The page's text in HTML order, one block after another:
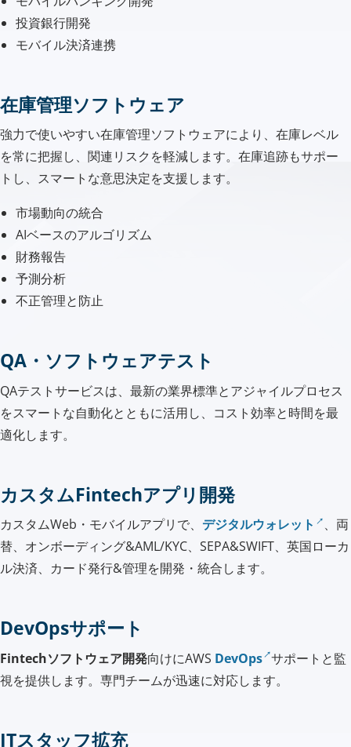
投資銀行開発
モバイル決済連携
在庫管理ソフトウェア
強力で使いやすい在庫管理ソフトウェアにより、在庫レベル
を常に把握し、関連リスクを軽減します。在庫追跡もサポー
トし、スマートな意思決定を支援します。
市場動向の統合
AIベースのアルゴリズム
財務報告
予測分析
不正管理と防止
QA・ソフトウェアテスト
QAテストサービスは、最新の業界標準とアジャイルプロセス
をスマートな自動化とともに活用し、コスト効率と時間を最
適化します。
カスタムFintechアプリ開発
カスタムWeb・モバイルアプリで、 デジタルウォレット
、両
替、オンボーディング&AML/KYC、SEPA&SWIFT、英国ローカ
ル決済、カード発行&管理を開発・統合します。
DevOpsサポート
Fintechソフトウェア開発向けにAWS DevOps サポートと監
視を提供します。専門チームが迅速に対応します。
ITスタッフ拡充